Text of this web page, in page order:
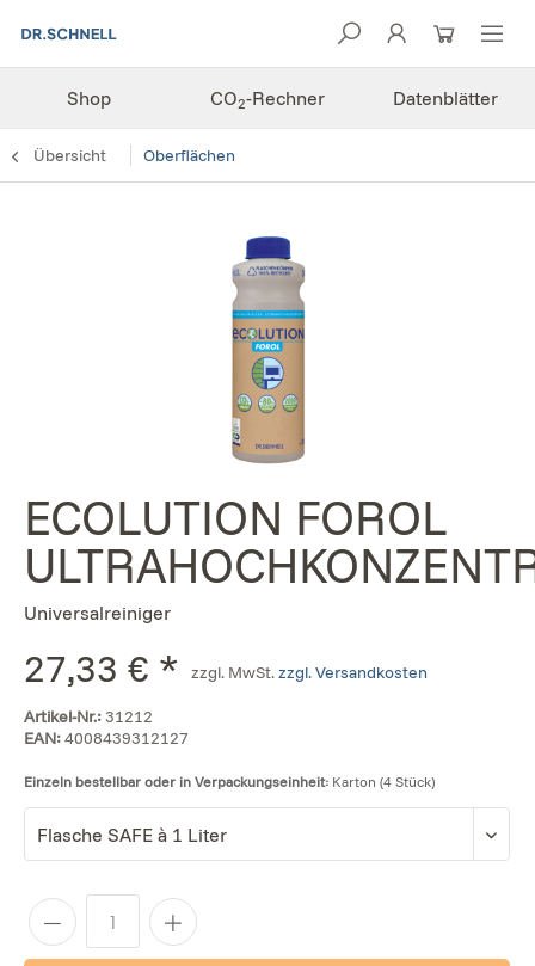
Shop CO2-Rechner Datenblätter
Übersicht Oberflächen
ECOLUTION FOROL
Universalreiniger
27,33 € * zzgl. MwSt.zzgl. Versandkosten
Artikel-Nr.:31212
EAN:4008439312127
Einzeln bestellbar oder in Verpackungseinheit: Karton (4 Stück)